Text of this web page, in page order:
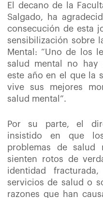
El decano de la
Salgado, ha
consecución de esta
sensibilización sobre
Mental: “Uno de los
salud mental no hay
este año en el que la
vive sus mejores
salud mental”.
Por su parte, el
insistido en que
problemas de salud
sienten rotos de
identidad
servicios de salud o
razones que han